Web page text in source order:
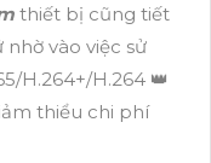
thiết bị cũng tiết
vào việc sử
H.264+/H.264 👑
thiểu chi phí